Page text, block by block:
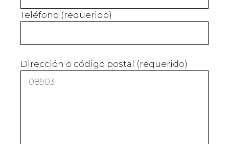
Teléfono (requerido)
Dirección o código postal (requerido)